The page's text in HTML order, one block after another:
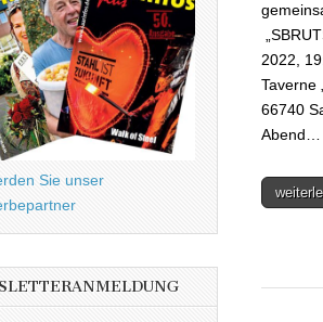
2022,
Taverne
66740
Abend…
Sie unser